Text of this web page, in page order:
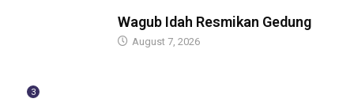
Wagub Idah Resmikan Gedung
August 7, 2026
3